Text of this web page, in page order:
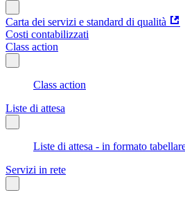
Carta dei servizi e standard di qualità
Costi contabilizzati
Class action
Class action
Liste di attesa
Liste di attesa - in formato
Servizi in rete